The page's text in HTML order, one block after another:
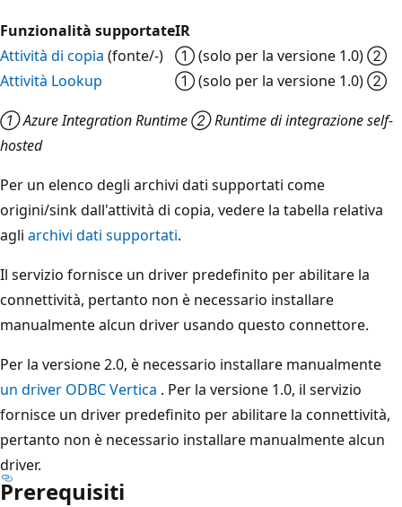
Funzionalità supportateIR
Attività di copia (fonte/-) ① (solo per la versione 1.0) ②
Attività Lookup
① (solo per la versione 1.0) ②
① Azure Integration Runtime ② Runtime di integrazione self-
hosted
Per un elenco degli archivi dati supportati come
origini/sink dall'attività di copia, vedere la tabella relativa
agli archivi dati supportati.
Il servizio fornisce un driver predefinito per abilitare la
connettività, pertanto non è necessario installare
manualmente alcun driver usando questo connettore.
Per la versione 2.0, è necessario installare manualmente
un driver ODBC Vertica . Per la versione 1.0, il servizio
fornisce un driver predefinito per abilitare la connettività,
pertanto non è necessario installare manualmente alcun
driver.
Prerequisiti